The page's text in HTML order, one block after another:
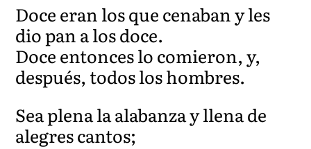
Doce eran los que cenaban y les
dio pan a los doce.
Doce entonces lo comieron, y,
después, todos los hombres.
Sea plena la alabanza y llena de
alegres cantos;